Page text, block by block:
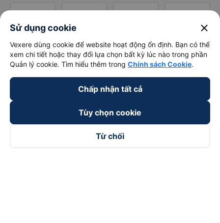
Sử dụng cookie close
Vexere dùng cookie để website hoạt động ổn định. Bạn có thể
xem chi tiết hoặc thay đổi lựa chọn bất kỳ lúc nào trong phần
Quản lý cookie. Tìm hiểu thêm trong Chính sách Cookie.
Chấp nhận tất cả
Tùy chọn cookie
Từ chối